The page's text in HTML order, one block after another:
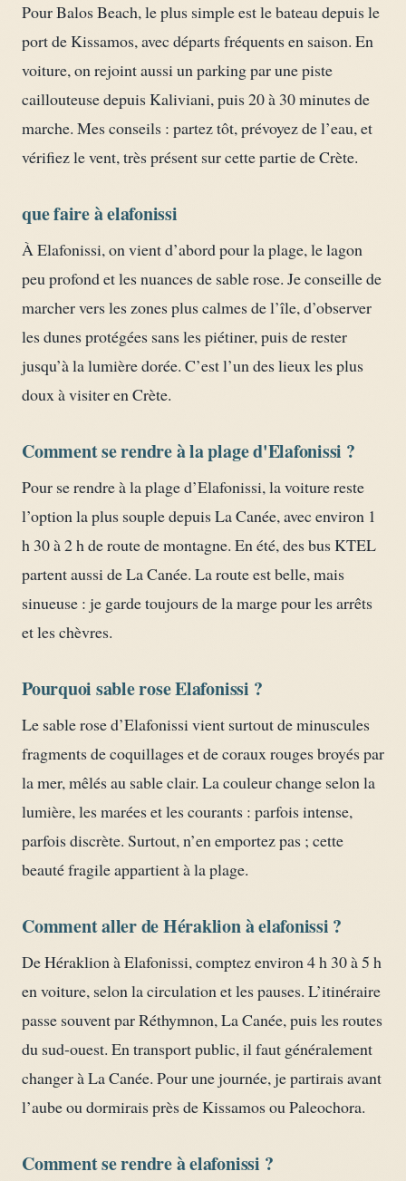
Pour Balos Beach, le plus simple est le bateau depuis le
port de Kissamos, avec départs fréquents en saison. En
voiture, on rejoint aussi un parking par une piste
caillouteuse depuis Kaliviani, puis 20 à 30 minutes de
marche. Mes conseils : partez tôt, prévoyez de l’eau, et
vérifiez le vent, très présent sur cette partie de Crète.
que faire à elafonissi
À Elafonissi, on vient d’abord pour la plage, le lagon
peu profond et les nuances de sable rose. Je conseille de
marcher vers les zones plus calmes de l’île, d’observer
les dunes protégées sans les piétiner, puis de rester
jusqu’à la lumière dorée. C’est l’un des lieux les plus
doux à visiter en Crète.
Comment se rendre à la plage d'Elafonissi ?
Pour se rendre à la plage d’Elafonissi, la voiture reste
l’option la plus souple depuis La Canée, avec environ 1
h 30 à 2 h de route de montagne. En été, des bus KTEL
partent aussi de La Canée. La route est belle, mais
sinueuse : je garde toujours de la marge pour les arrêts
et les chèvres.
Pourquoi sable rose Elafonissi ?
Le sable rose d’Elafonissi vient surtout de minuscules
fragments de coquillages et de coraux rouges broyés par
la mer, mêlés au sable clair. La couleur change selon la
lumière, les marées et les courants : parfois intense,
parfois discrète. Surtout, n’en emportez pas ; cette
beauté fragile appartient à la plage.
Comment aller de Héraklion à elafonissi ?
De Héraklion à Elafonissi, comptez environ 4 h 30 à 5 h
en voiture, selon la circulation et les pauses. L’itinéraire
passe souvent par Réthymnon, La Canée, puis les routes
du sud-ouest. En transport public, il faut généralement
changer à La Canée. Pour une journée, je partirais avant
l’aube ou dormirais près de Kissamos ou Paleochora.
Comment se rendre à elafonissi ?